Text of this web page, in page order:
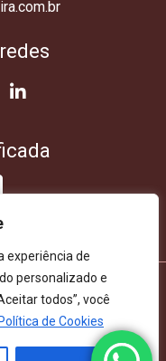
experiência de
personalizado e
todos”, você
Política de Cookies
os direitos